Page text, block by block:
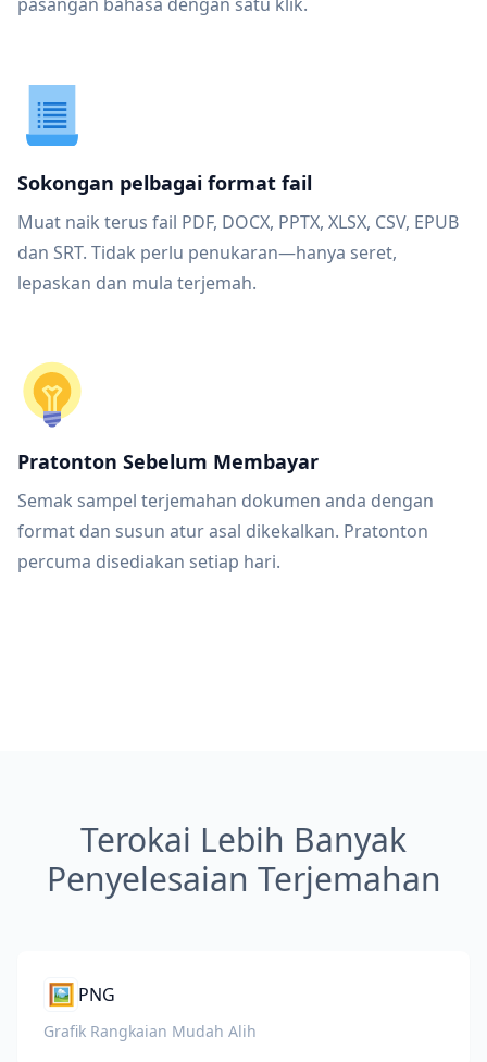
Sokongan pelbagai format fail
Muat naik terus fail PDF, DOCX, PPTX, XLSX, CSV, EPUB
dan SRT. Tidak perlu penukaran—hanya seret,
lepaskan dan mula terjemah.
Pratonton Sebelum Membayar
Semak sampel terjemahan dokumen anda dengan
format dan susun atur asal dikekalkan. Pratonton
percuma disediakan setiap hari.
Terokai Lebih Banyak
Penyelesaian Terjemahan
🖼️ PNG
Grafik Rangkaian Mudah Alih